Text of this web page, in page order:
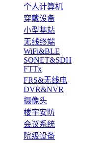
个人计算机
穿戴设备
小型基站
无线终端
WiFi&BLE
SONET&SDH
FTTx
FRS&无线电
DVR&NVR
摄像头
楼宇安防
会议系统
院级设备